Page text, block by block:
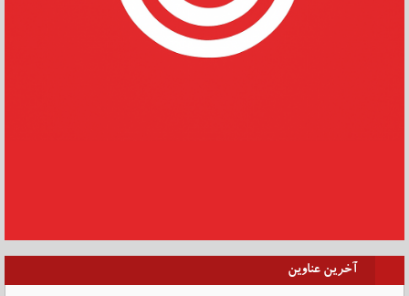
آخرین عناوین